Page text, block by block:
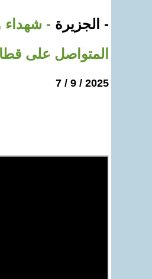
- الجزيرة - شهداء
المتواصل على
2025 / 9 / 7